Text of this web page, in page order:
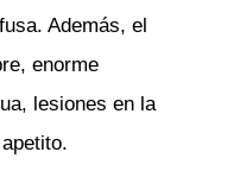
Además, el
enorme
lesiones en la